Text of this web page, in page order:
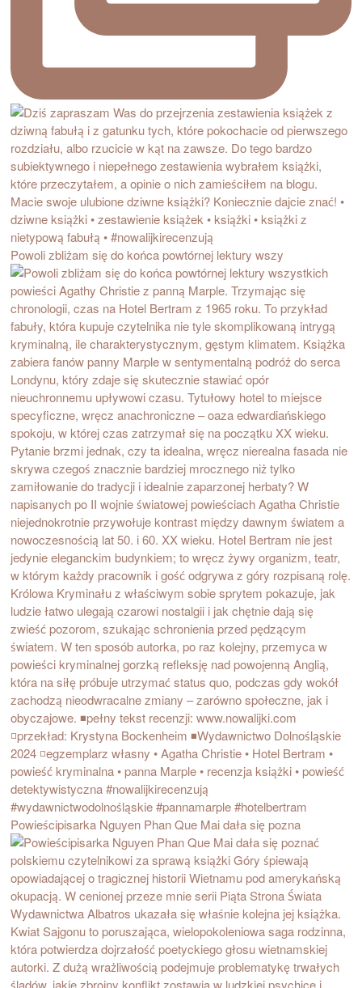
Powoli zbliżam się do końca powtórnej lektury wszy
Powieścipisarka Nguyen Phan Que Mai dała się pozna